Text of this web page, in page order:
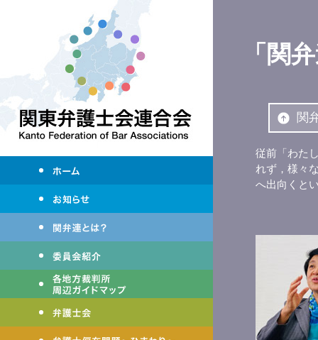
「関
関
従前「わた
れず，様々
へ出向くと